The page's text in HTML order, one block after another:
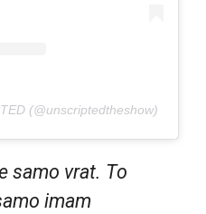
(@unscriptedtheshow)
samo vrat. To
imam